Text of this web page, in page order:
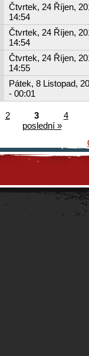
Čtvrtek, 24 Říjen,
14:54
Čtvrtek, 24 Říjen,
14:54
Čtvrtek, 24 Říjen,
14:55
Pátek, 8 Listopad,
- 00:01
2 3
4
poslední »